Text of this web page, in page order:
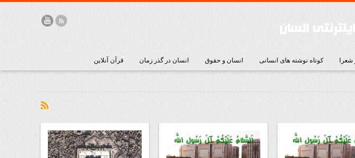
شعرا کوتاه نوشته های انسانی انسان و حقوق انسان در گذر زمان قرآن آنلاین